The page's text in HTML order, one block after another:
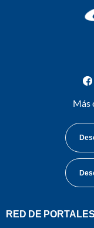
Más
RED DE PORTALES